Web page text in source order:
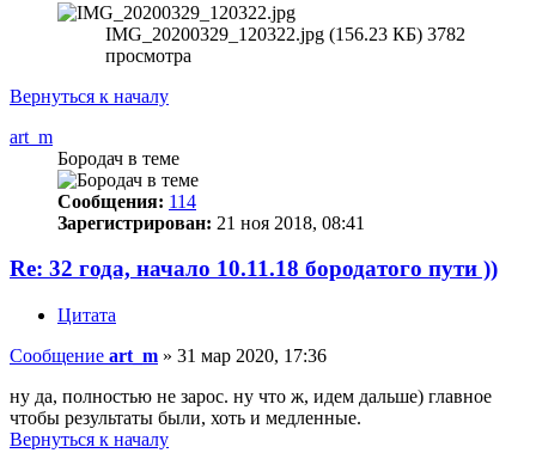
IMG_20200329_120322.jpg (156.23 КБ) 3782
просмотра
Вернуться к началу
art_m
Бородач в теме
Сообщения: 114
Зарегистрирован: 21 ноя 2018, 08:41
Re: 32 года, начало 10.11.18 бородатого пути ))
Цитата
Сообщение art_m » 31 мар 2020, 17:36
ну да, полностью не зарос. ну что ж, идем дальше) главное
чтобы результаты были, хоть и медленные.
Вернуться к началу